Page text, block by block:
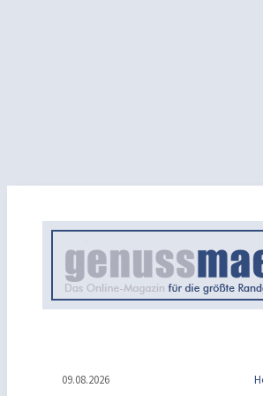
09.08.2026